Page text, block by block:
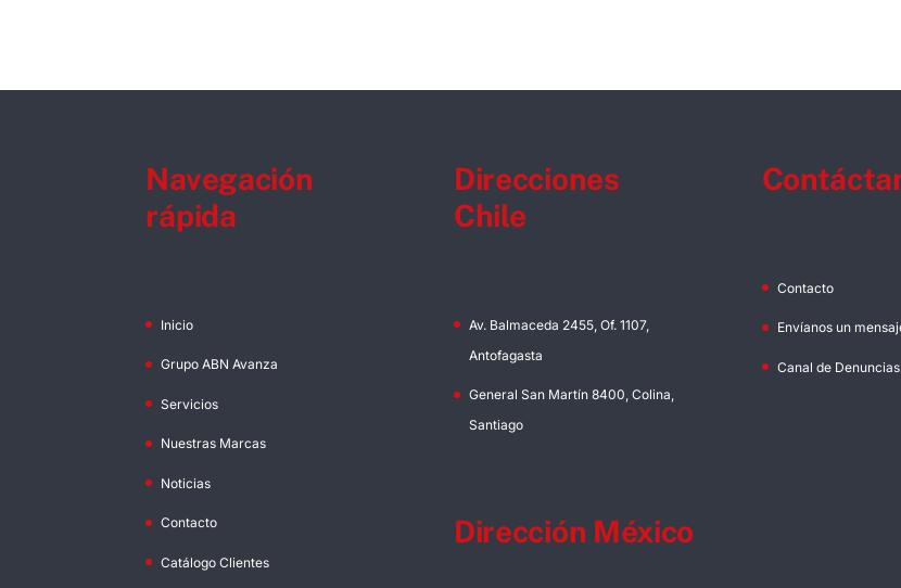
Navegación
rápida
Inicio
Grupo ABN Avanza
Servicios
Nuestras Marcas
Noticias
Contacto
Catálogo Clientes
Direcciones
Chile
Av. Balmaceda 2455, Of. 1107,
Antofagasta
General San Martín 8400, Colina,
Santiago
Dirección México
Contacto
Envíanos un
Canal de